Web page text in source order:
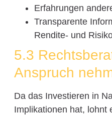
Erfahrungen
Transparente
Rendite- und
5.3
Anspruch
Da das Investieren in
Implikationen hat, lohnt